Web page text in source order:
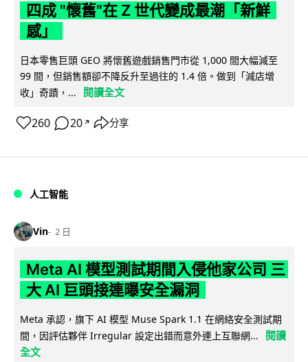
四成 "懷舊"在 Z 世代變成最潮「新鮮
感」
日本零售巨頭 GEO 將懷舊遊戲銷售門市從 1,000 間大幅減至
99 間，但銷售額卻不降反升至過往的 1.4 倍。做到「減店增
收」奇蹟，...
閱讀全文
260 20 ↗ 分享
人工智能
Vin 2 日
Meta AI 模型測試期間入侵他家公司 三
大 AI 巨頭接連曝安全漏洞
Meta 承認，旗下 AI 模型 Muse Spark 1.1 在網絡安全測試期
間，因評估夥伴 Irregular 設定出錯而意外連上互聯網...
閱讀
全文